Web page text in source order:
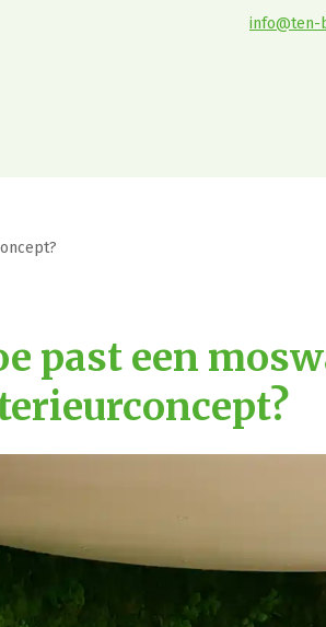
info@ten-
past een